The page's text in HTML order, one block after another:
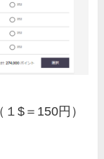
$＝150円）